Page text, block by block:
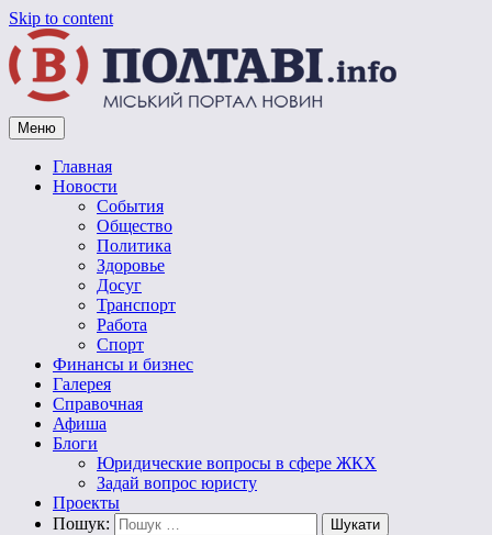
Skip to content
Vpoltave.info
Полтавский портал новостей
Меню
Главная
Новости
События
Общество
Политика
Здоровье
Досуг
Транспорт
Работа
Спорт
Финансы и бизнес
Галерея
Справочная
Афиша
Блоги
Юридические вопросы в сфере ЖКХ
Задай вопрос юристу
Проекты
Пошук: